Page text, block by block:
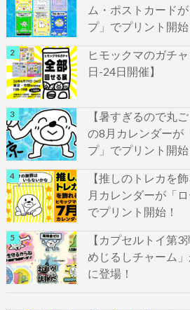
ム・ポストカード
プ」でプリント開始
ヒモックマのガチ
日-24日開催】
【暑すぎるので丸
の8月カレンダーが
プ」でプリント開始
【推しのトレカを
月カレンダーが「
でプリント開始！
【カプセルトイ第
めじるしチャーム
に登場！